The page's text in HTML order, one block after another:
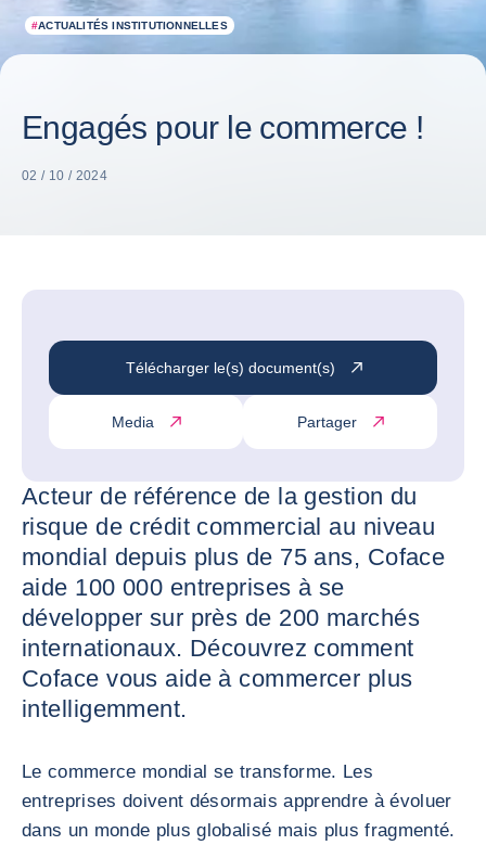
#ACTUALITÉS INSTITUTIONNELLES
Engagés pour le commerce !
02 / 10 / 2024
Télécharger le(s) document(s)
Media Partager
Acteur de référence de la gestion du
risque de crédit commercial au niveau
mondial depuis plus de 75 ans, Coface
aide 100 000 entreprises à se
développer sur près de 200 marchés
internationaux. Découvrez comment
Coface vous aide à commercer plus
intelligemment.
Le commerce mondial se transforme. Les
entreprises doivent désormais apprendre à évoluer
dans un monde plus globalisé mais plus fragmenté.